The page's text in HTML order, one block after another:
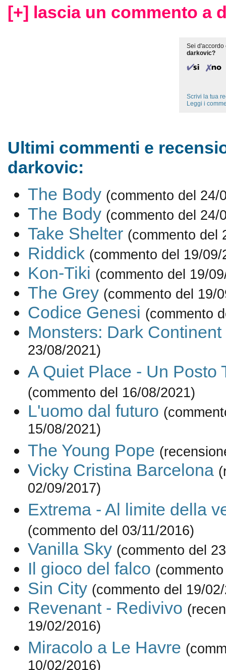
[+] lascia un commento a
Sei d'accordo
darkovic?
Scrivi la tua
Leggi i
Ultimi commenti e
darkovic:
The Body (commento del 24/
The Body (commento del 24/
Take Shelter (commento del
Riddick (commento del 19/09/
Kon-Tiki (commento del 19/
The Grey (commento del 19/
Codice Genesi (commento
Monsters: Dark Continent
23/08/2021)
A Quiet Place - Un Posto
(commento del 16/08/2021)
L'uomo dal futuro
15/08/2021)
The Young Pope
Vicky Cristina Barcelona
02/09/2017)
Extrema - Al limite della
(commento del 03/11/2016)
Vanilla Sky (commento del
Il gioco del falco
Sin City (commento del 19/
Revenant - Redivivo
19/02/2016)
Miracolo a Le Havre